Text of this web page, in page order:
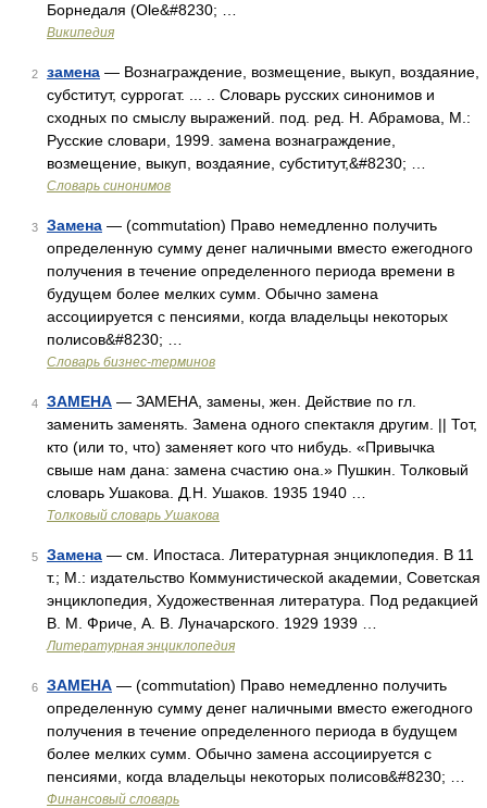
Борнедаля (Ole&#8230; …
Википедия
2 замена — Вознаграждение, возмещение, выкуп, воздаяние,
субститут, суррогат. ... .. Словарь русских синонимов и
сходных по смыслу выражений. под. ред. Н. Абрамова, М.:
Русские словари, 1999. замена вознаграждение,
возмещение, выкуп, воздаяние, субститут,&#8230; …
Словарь синонимов
3 Замена — (commutation) Право немедленно получить
определенную сумму денег наличными вместо ежегодного
получения в течение определенного периода времени в
будущем более мелких сумм. Обычно замена
ассоциируется с пенсиями, когда владельцы некоторых
полисов&#8230; …
Словарь бизнес-терминов
4 ЗАМЕНА — ЗАМЕНА, замены, жен. Действие по гл.
заменить заменять. Замена одного спектакля другим. || Тот,
кто (или то, что) заменяет кого что нибудь. «Привычка
свыше нам дана: замена счастию она.» Пушкин. Толковый
словарь Ушакова. Д.Н. Ушаков. 1935 1940 …
Толковый словарь Ушакова
5 Замена — см. Ипостаса. Литературная энциклопедия. В 11
т.; М.: издательство Коммунистической академии, Советская
энциклопедия, Художественная литература. Под редакцией
В. М. Фриче, А. В. Луначарского. 1929 1939 …
Литературная энциклопедия
6 ЗАМЕНА — (commutation) Право немедленно получить
определенную сумму денег наличными вместо ежегодного
получения в течение определенного периода в будущем
более мелких сумм. Обычно замена ассоциируется с
пенсиями, когда владельцы некоторых полисов&#8230; …
Финансовый словарь